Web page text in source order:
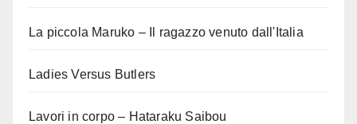
La piccola Maruko – Il ragazzo venuto dall'Italia
Ladies Versus Butlers
Lavori in corpo – Hataraku Saibou